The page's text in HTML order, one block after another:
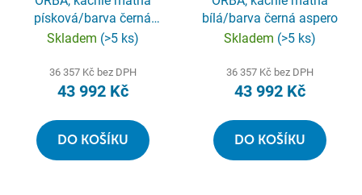
písková/barva černá
aspero
Skladem (>5 ks)
36 357 Kč bez DPH
43 992 Kč
DO KOŠÍKU
bílá/barva černá aspero
Skladem (>5 ks)
36 357 Kč bez DPH
43 992 Kč
DO KOŠÍKU